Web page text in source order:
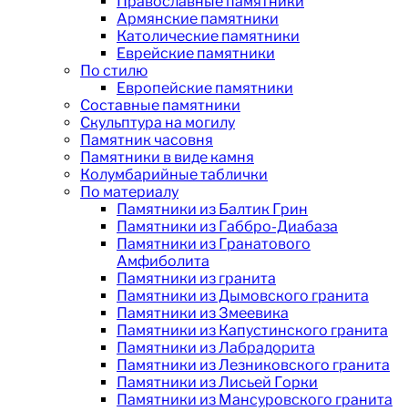
Армянские памятники
Католические памятники
Еврейские памятники
По стилю
Европейские памятники
Составные памятники
Скульптура на могилу
Памятник часовня
Памятники в виде камня
Колумбарийные таблички
По материалу
Памятники из Балтик Грин
Памятники из Габбро-Диабаза
Памятники из Гранатового
Амфиболита
Памятники из гранита
Памятники из Дымовского гранита
Памятники из Змеевика
Памятники из Капустинского гранита
Памятники из Лабрадорита
Памятники из Лезниковского гранита
Памятники из Лисьей Горки
Памятники из Мансуровского гранита